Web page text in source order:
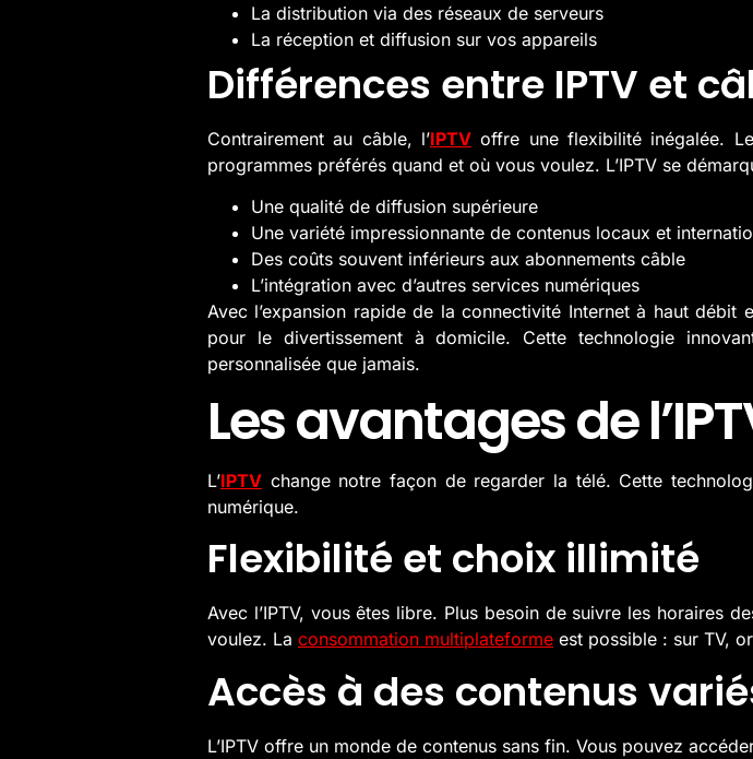
La distribution via des réseaux de serveurs
La réception et diffusion sur vos appareils
Différences entre IPTV et
Contrairement au câble, l’IPTV offre une flexibilité inégalée.
programmes préférés quand et où vous voulez. L’IPTV se
Une qualité de diffusion supérieure
Une variété impressionnante de contenus locaux et
Des coûts souvent inférieurs aux abonnements câble
L’intégration avec d’autres services numériques
Avec l’expansion rapide de la connectivité Internet à haut débit
pour le divertissement à domicile. Cette technologie
personnalisée que jamais.
Les avantages de
L’IPTV change notre façon de regarder la télé. Cette
numérique.
Flexibilité et choix illimité
Avec l’IPTV, vous êtes libre. Plus besoin de suivre les horaires
voulez. La consommation multiplateforme est possible : sur TV,
Accès à des contenus
L’IPTV offre un monde de contenus sans fin. Vous pouvez